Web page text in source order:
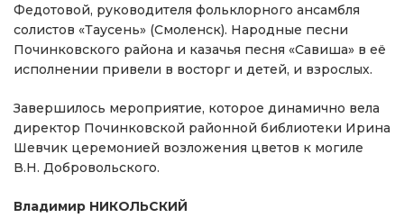
Федотовой, руководителя фольклорного ансамбля
солистов «Таусень» (Смоленск). Народные песни
Починковского района и казачья песня «Савиша» в её
исполнении привели в восторг и детей, и взрослых.
Завершилось мероприятие, которое динамично вела
директор Починковской районной библиотеки Ирина
Шевчик церемонией возложения цветов к могиле
В.Н. Добровольского.
Владимир НИКОЛЬСКИЙ